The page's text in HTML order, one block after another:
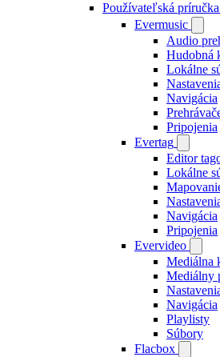
Používateľská príručka
Evermusic
Audio
Hudobná
Lokálne
Navigácia
Pripojenia
Evertag
Editor
Lokálne
Navigácia
Pripojenia
Evervideo
Mediálna
Mediálny
Navigácia
Playlisty
Súbory
Flacbox